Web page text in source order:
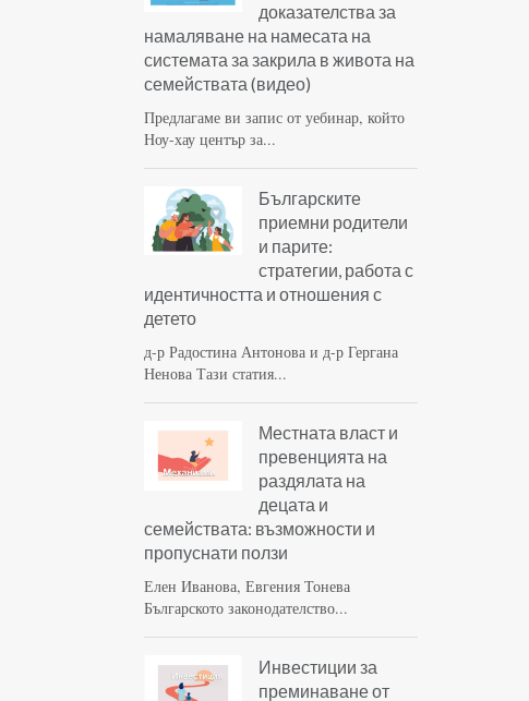
доказателства за
намаляване на намесата на
системата за закрила в живота на
семействата (видео)
Предлагаме ви запис от уебинар, който
Ноу-хау център за...
Българските
приемни родители
и парите:
стратегии, работа с
идентичността и отношения с
детето
д-р Радостина Антонова и д-р Гергана
Ненова Тази статия...
Местната власт и
превенцията на
раздялата на
децата и
семействата: възможности и
пропуснати ползи
Елен Иванова, Евгения Тонева
Българското законодателство...
Инвестиции за
преминаване от